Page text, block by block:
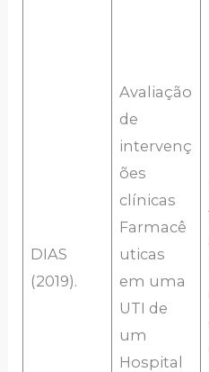
DIAS
(2019).
Avaliação
de
intervenç
ões
clínicas
Farmacê
uticas
em uma
UTI de
um
Hospital